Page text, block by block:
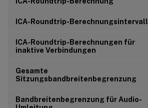
ICA-Roundtrip-Berechnungsintervall
ICA-Roundtrip-Berechnungen für
inaktive Verbindungen
Gesamte
Sitzungsbandbreitenbegrenzung
Bandbreitenbegrenzung für Audio-